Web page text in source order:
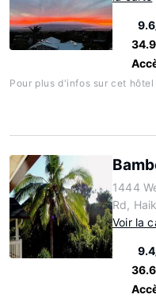
Pour plus d'infos sur cet hôtel
1444
Rd,
Voir la